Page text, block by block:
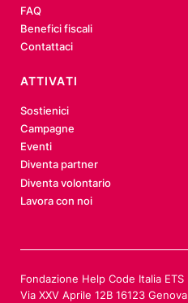
FAQ
Benefici fiscali
Contattaci
ATTIVATI
Sostienici
Campagne
Eventi
Diventa partner
Diventa volontario
Lavora con noi
Fondazione Help Code Italia ETS
Via XXV Aprile 12B 16123 Genova